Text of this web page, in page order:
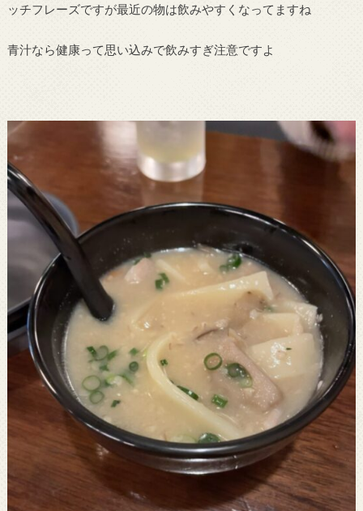
ッチフレーズですが最近の物は飲みやすくなってますね
青汁なら健康って思い込みで飲みすぎ注意ですよ